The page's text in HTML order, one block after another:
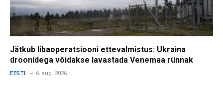
Jätkub libaoperatsiooni ettevalmistus: Ukraina
droonidega võidakse lavastada Venemaa rünnak
EESTI 6. aug. 2026